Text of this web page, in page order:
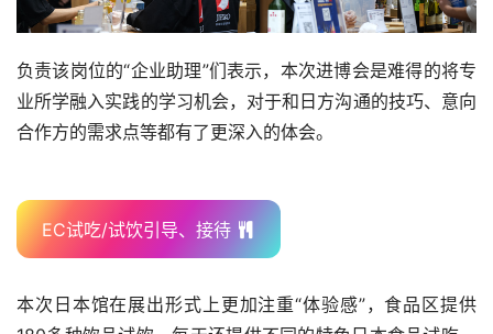
负责该岗位的“企业助理”们表示，本次进博会是难得的将专
业所学融入实践的学习机会，对于和日方沟通的技巧、意向
合作方的需求点等都有了更深入的体会。
EC试吃/试饮引导、接待
本次日本馆在展出形式上更加注重“体验感”，食品区提供